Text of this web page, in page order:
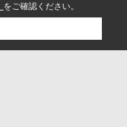
をご確認ください。